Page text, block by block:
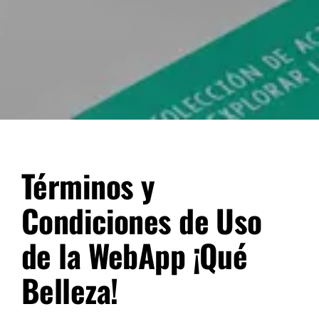
Términos y
Condiciones de Uso
de la WebApp ¡Qué
Belleza!